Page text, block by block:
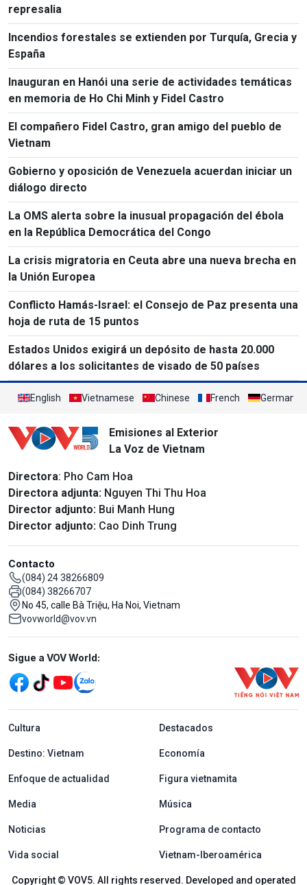
represalia
Incendios forestales se extienden por Turquía, Grecia y
España
Inauguran en Hanói una serie de actividades temáticas
en memoria de Ho Chi Minh y Fidel Castro
El compañero Fidel Castro, gran amigo del pueblo de
Vietnam
Gobierno y oposición de Venezuela acuerdan iniciar un
diálogo directo
La OMS alerta sobre la inusual propagación del ébola
en la República Democrática del Congo
La crisis migratoria en Ceuta abre una nueva brecha en
la Unión Europea
Conflicto Hamás-Israel: el Consejo de Paz presenta una
hoja de ruta de 15 puntos
Estados Unidos exigirá un depósito de hasta 20.000
dólares a los solicitantes de visado de 50 países
English Vietnamese Chinese French German
Emisiones al Exterior
La Voz de Vietnam
Directora: Pho Cam Hoa
Directora adjunta: Nguyen Thi Thu Hoa
Director adjunto: Bui Manh Hung
Director adjunto: Cao Dinh Trung
Contacto
(084) 24 38266809
(084) 38266707
No 45, calle Bà Triệu, Ha Noi, Vietnam
vovworld@vov.vn
Mạng xã hội
Sigue a VOV World:
menu footer tiếng Tây ban nha
Cultura Destacados
Destino: Vietnam Economía
Enfoque de actualidad Figura vietnamita
Media Música
Noticias Programa de contacto
Vida social Vietnam-Iberoamérica
Copyright © VOV5. All rights reserved. Developed and operated